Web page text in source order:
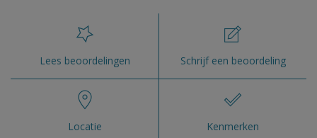
Lees beoordelingen Schrijf een beoordeling
Locatie Kenmerken